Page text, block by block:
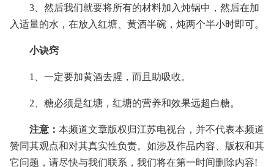
3、然后我们就要将所有的材料加入炖锅中，然后在加
入适量的水，在放入红塘、黄酒半碗，炖两个半小时即可。
小诀窍
1、一定要加黄酒去腥，而且助吸收。
2、糖必须是红塘，红塘的营养和效果远超白糖。
注意： 本频道文章版权归江苏电视台，并不代表本频道
赞同其观点和对其真实性负责。如涉及作品内容、版权和其
它问题，请尽快与我们联系，我们将在第一时间删除内容!